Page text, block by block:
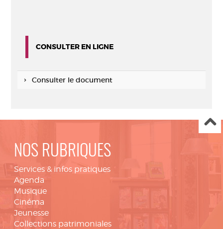
CONSULTER EN LIGNE
Consulter le document
NOS RUBRIQUES
Services & infos pratiques
Agenda
Musique
Cinéma
Jeunesse
Collections patrimoniales